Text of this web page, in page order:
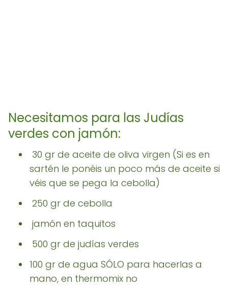
Necesitamos para las Judías
verdes con jamón:
30 gr de aceite de oliva virgen (Si es en
sartén le ponéis un poco más de aceite si
véis que se pega la cebolla)
250 gr de cebolla
jamón en taquitos
500 gr de judías verdes
100 gr de agua SÓLO para hacerlas a
mano, en thermomix no